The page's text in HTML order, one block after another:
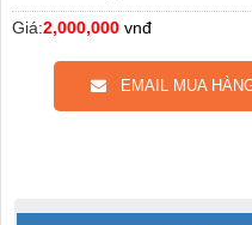
Giá:2,000,000 vnđ
EMAIL MUA